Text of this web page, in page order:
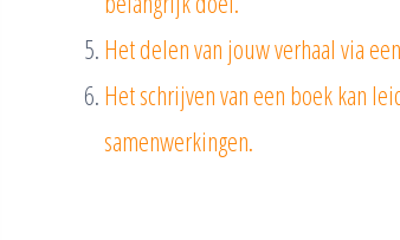
Het delen van jouw verhaal via
Het schrijven van een boek kan
samenwerkingen.